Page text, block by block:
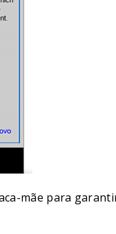
mãe para